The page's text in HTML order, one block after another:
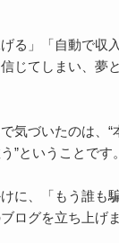
げる」「自動で
じてしまい、夢
気づいたのは、“
”ということです。
に、「もう誰も
ログを立ち上げま